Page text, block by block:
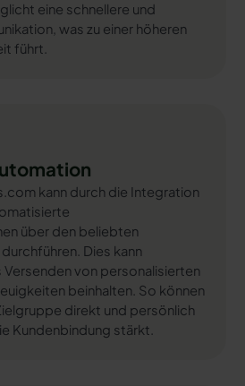
eine schnellere und
was zu einer höheren
führt.
kann durch die Integration
über den beliebten
Dies kann
von personalisierten
beinhalten. So können
direkt und persönlich
Kundenbindung stärkt.